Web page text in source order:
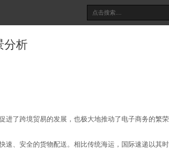
分析
进了跨境贸易的发展，也极大地推动了电子商务的繁
速、安全的货物配送。相比传统海运，国际速递以其